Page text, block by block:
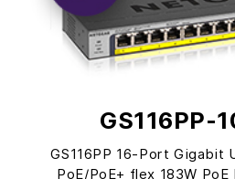
GS116PP-
GS116PP 16-Port Gigabit
PoE/PoE+ flex 183W